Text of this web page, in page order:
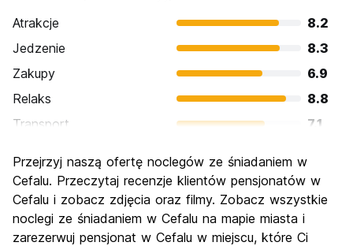
Atrakcje
8.2
Jedzenie
8.3
Zakupy
6.9
Relaks
8.8
Transport
7.1
Kultura
8.5
Imprezy
6.3
Najlepsza wartość
Przejrzyj naszą ofertę noclegów ze śniadaniem w
Cefalu. Przeczytaj recenzje klientów pensjonatów w
Cefalu i zobacz zdjęcia oraz filmy. Zobacz wszystkie
noclegi ze śniadaniem w Cefalu na mapie miasta i
zarezerwuj pensjonat w Cefalu w miejscu, które Ci